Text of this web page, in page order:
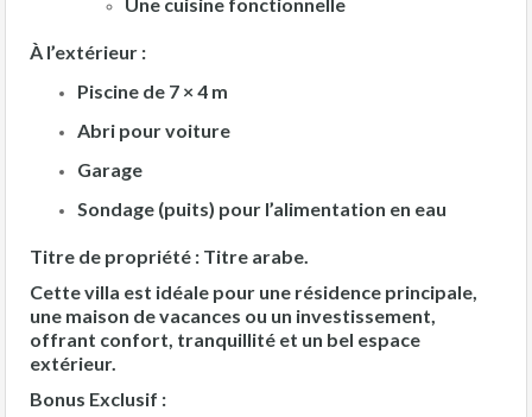
À l’extérieur :
Piscine de 7 × 4 m
Abri pour voiture
Garage
Sondage (puits) pour l’alimentation en eau
Titre de propriété : Titre arabe.
Cette villa est idéale pour une résidence principale,
une maison de vacances ou un investissement,
offrant confort, tranquillité et un bel espace
extérieur.
Bonus Exclusif :